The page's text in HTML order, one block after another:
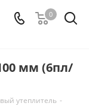
0
мм (6пл/
утеплитель -